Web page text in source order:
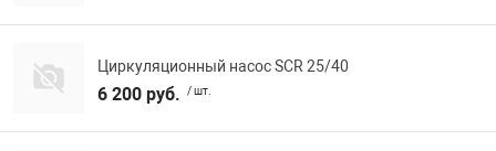
Циркуляционный насос SCR 25/40
6 200 руб. / шт.